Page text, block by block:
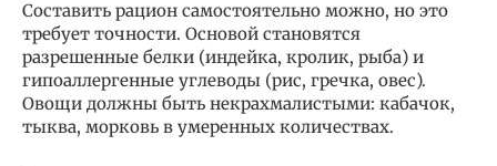
Составить рацион самостоятельно можно, но это
требует точности. Основой становятся
разрешенные белки (индейка, кролик, рыба) и
гипоаллергенные углеводы (рис, гречка, овес).
Овощи должны быть некрахмалистыми: кабачок,
тыква, морковь в умеренных количествах.